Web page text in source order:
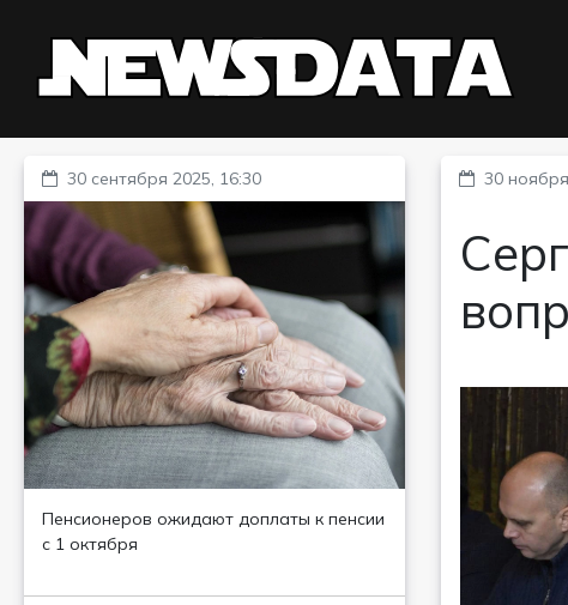
30 сентября 2025, 16:30
Пенсионеров ожидают доплаты к пенсии
с 1 октября
30